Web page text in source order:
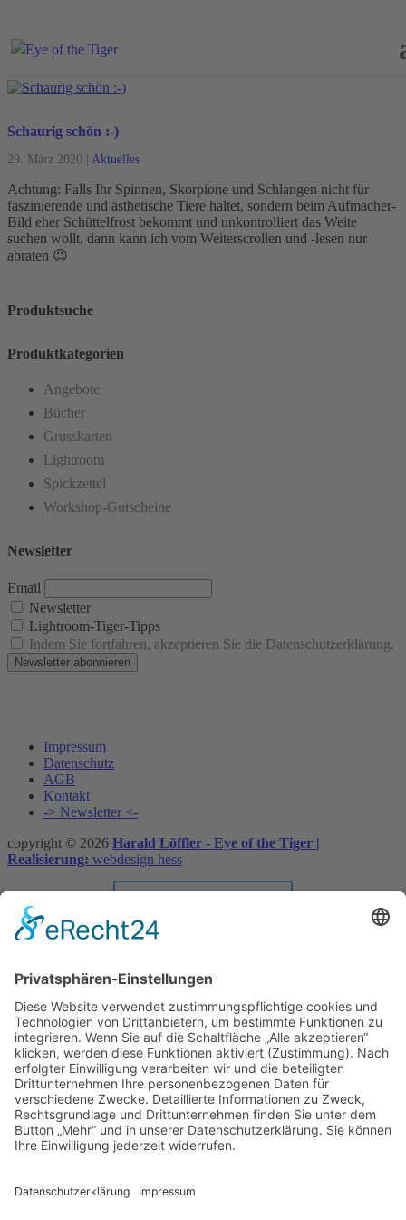
Schaurig schön :-)
29. März 2020 Aktuelles
Achtung: Falls Ihr Spinnen, Skorpione und Schlangen nicht für
faszinierende und ästhetische Tiere haltet, sondern beim Aufmacher-
Bild eher Schüttelfrost bekommt und unkontrolliert das Weite
suchen wollt, dann kann ich vom Weiterscrollen und -lesen nur
abraten 😉
Produktsuche
Produktkategorien
Angebote
Bücher
Grusskarten
Lightroom
Spickzettel
Workshop-Gutscheine
Newsletter
Email
Newsletter
Lightroom-Tiger-Tipps
Indem Sie fortfahren, akzeptieren Sie die Datenschutzerklärung.
Impressum
Datenschutz
AGB
Kontakt
-> Newsletter <-
copyright © 2026 Harald Löffler - Eye of the Tiger |
Realisierung: webdesign hess
Vertrag widerrufen